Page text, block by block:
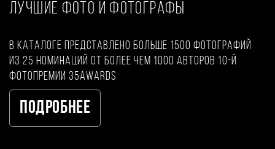
ЛУЧШИЕ ФОТО И ФОТОГРАФЫ
В каталоге представлено больше 1500 фотографий
из 25 номинаций от более чем 1000 авторов 10-й
фотопремии 35AWARDS
Подробнее